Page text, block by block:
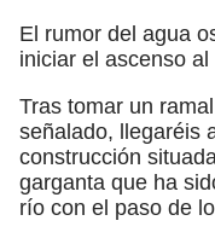
El rumor del agua
iniciar el ascenso
Tras tomar un
señalado, llegaréis
construcción
garganta que ha
río con el paso de